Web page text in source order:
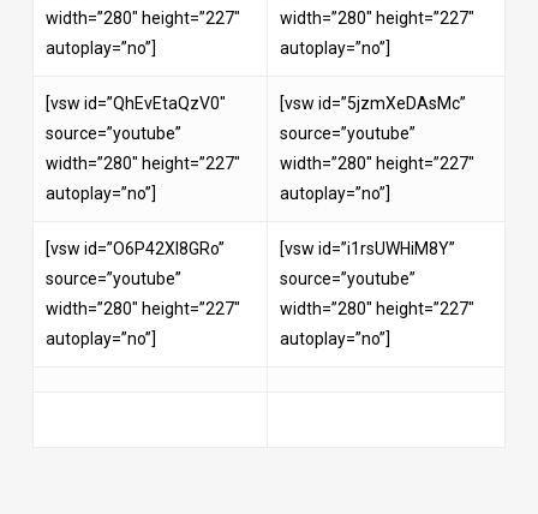
width=”280″ height=”227″
autoplay=”no”]
width=”280″ height=”227″
autoplay=”no”]
[vsw id=”QhEvEtaQzV0″
source=”youtube”
width=”280″ height=”227″
autoplay=”no”]
[vsw id=”5jzmXeDAsMc”
source=”youtube”
width=”280″ height=”227″
autoplay=”no”]
[vsw id=”O6P42XI8GRo”
source=”youtube”
width=”280″ height=”227″
autoplay=”no”]
[vsw id=”i1rsUWHiM8Y”
source=”youtube”
width=”280″ height=”227″
autoplay=”no”]